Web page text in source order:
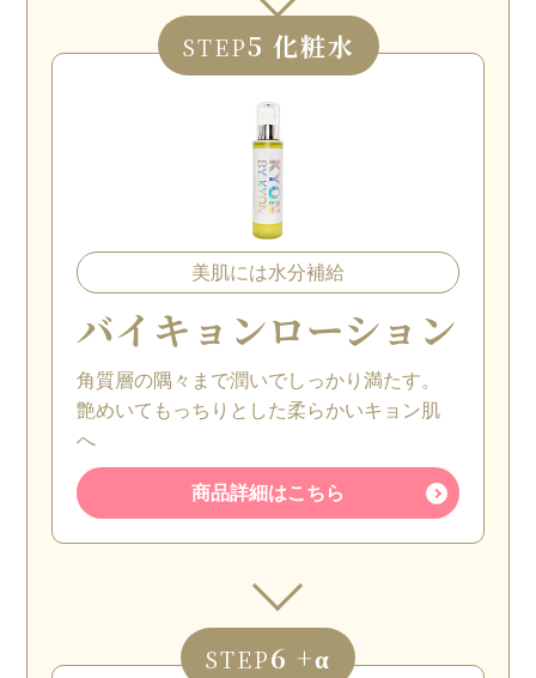
STEP5 化粧水
美肌には水分補給
バイキョンローション
角質層の隅々まで潤いでしっかり満たす。
艶めいてもっちりとした柔らかいキョン肌
へ
商品詳細はこちら
STEP6 +α